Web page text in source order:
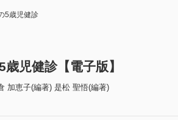
5歳児健診
児健診【電子版】
加恵子(編著) 是松 聖悟(編著)